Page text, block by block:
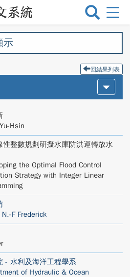
選
切
示
回結果列表
Hsin
性整數規劃研擬水庫防洪運轉放水
the Optimal Flood Control
Strategy with Integer Linear
F Frederick
- 水利及海洋工程學系
of Hydraulic & Ocean